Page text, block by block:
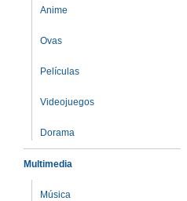
Anime
Ovas
Películas
Videojuegos
Dorama
Multimedia
Música